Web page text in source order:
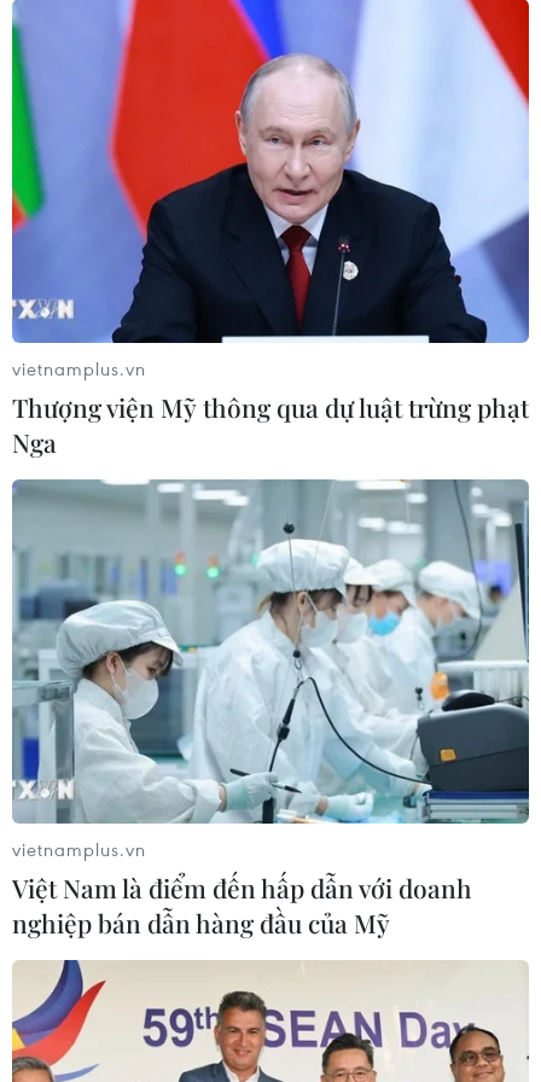
vietnamplus.vn
Thượng viện Mỹ thông qua dự luật trừng phạt
Nga
vietnamplus.vn
Việt Nam là điểm đến hấp dẫn với doanh
nghiệp bán dẫn hàng đầu của Mỹ